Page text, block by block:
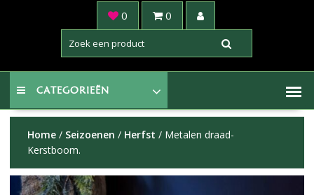
0 0
CATEGORIEËN
Home/ Seizoenen / Herfst / Metalen draad-
Kerstboom.